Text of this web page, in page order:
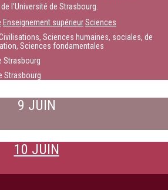
l’Université de Strasbourg.
Enseignement supérieurSciences
Sciences humaines, sociales, de
Sciences fondamentales
Strasbourg
Strasbourg
9 JUIN
10 JUIN